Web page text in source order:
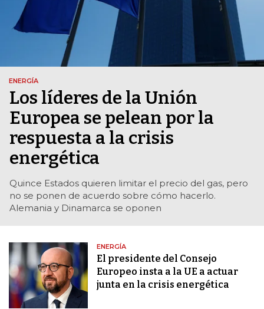
ENERGÍA
Los líderes de la Unión
Europea se pelean por la
respuesta a la crisis
energética
Quince Estados quieren limitar el precio del gas, pero
no se ponen de acuerdo sobre cómo hacerlo.
Alemania y Dinamarca se oponen
ENERGÍA
El presidente del Consejo
Europeo insta a la UE a actuar
junta en la crisis energética